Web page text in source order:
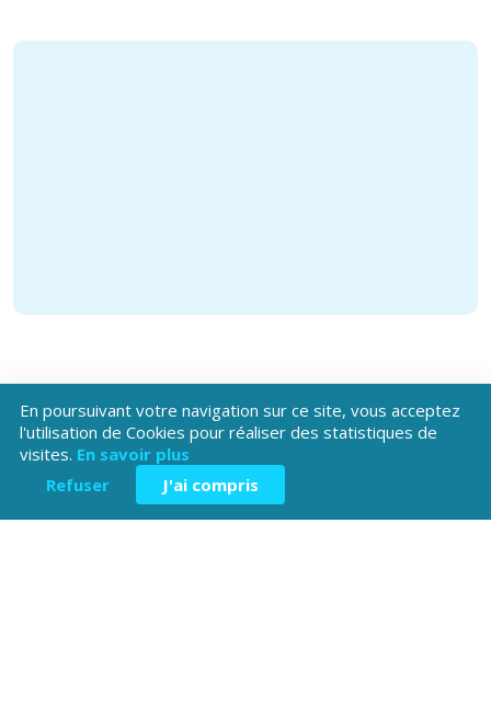
Téléchargez l'application
Patrimoine Hautes-Alpes !
En poursuivant votre navigation sur ce site, vous acceptez
l'utilisation de Cookies pour réaliser des statistiques de
visites. En savoir plus
Refuser
J'ai compris